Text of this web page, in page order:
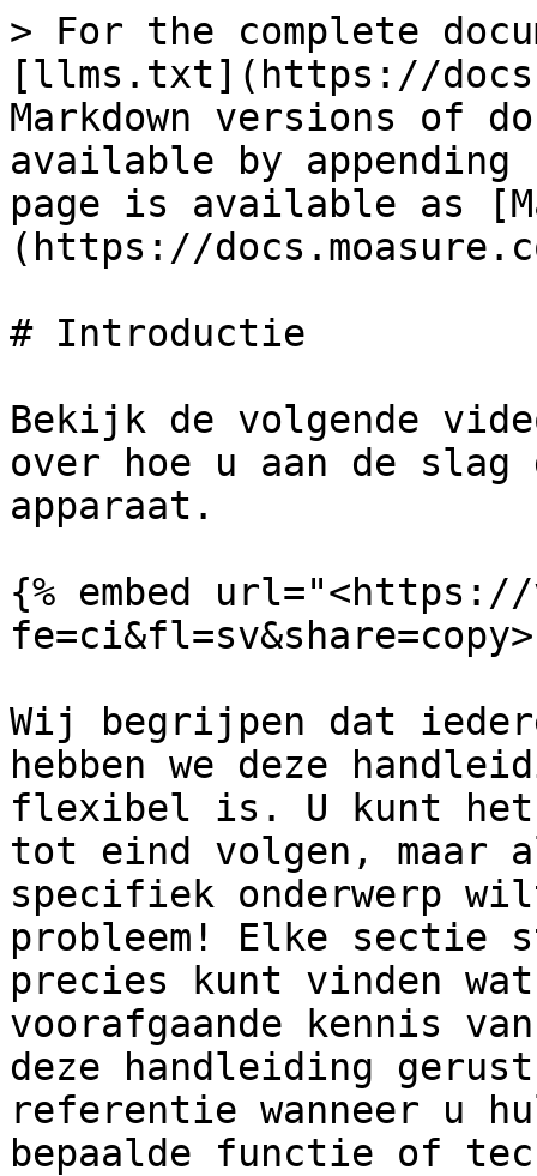
> For the complete
[llms.txt](https://
Markdown versions of
available by
page is available as
(https://
# Introductie
Bekijk de volgende
over hoe u aan de slag
apparaat.
{% embed url="<https://
Wij begrijpen dat
hebben we deze
flexibel is. U kunt het
tot eind volgen, maar
specifiek onderwerp
probleem! Elke sectie
precies kunt vinden
voorafgaande kennis
deze handleiding
referentie wanneer u
bepaalde functie of